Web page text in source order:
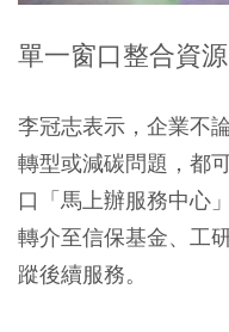
單一窗口整合資
李冠志表示，企業不
轉型或減碳問題，都
口「馬上辦服務中心
轉介至信保基金、工
蹤後續服務。